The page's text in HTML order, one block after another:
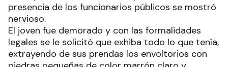
presencia de los funcionarios públicos se mostró
nervioso.
El joven fue demorado y con las formalidades
legales se le solicitó que exhiba todo lo que tenía,
extrayendo de sus prendas los envoltorios con